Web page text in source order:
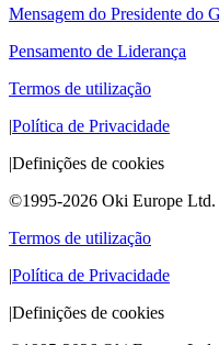
Mensagem do Presidente do
Pensamento de Liderança
Termos de utilização
|Política de Privacidade
|Definições de cookies
©1995-2026 Oki Europe Ltd.
Termos de utilização
|Política de Privacidade
|Definições de cookies